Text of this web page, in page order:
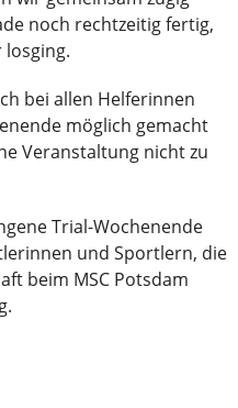
noch rechtzeitig fertig,
losging.
bei allen Helferinnen
möglich gemacht
Veranstaltung nicht zu
Trial-Wochenende
und Sportlern, die
beim MSC Potsdam